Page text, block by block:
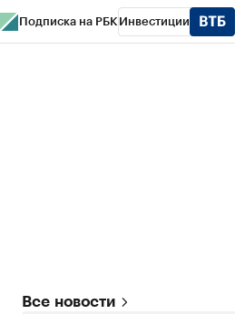
Подписка на РБК Инвестиции
Все новости